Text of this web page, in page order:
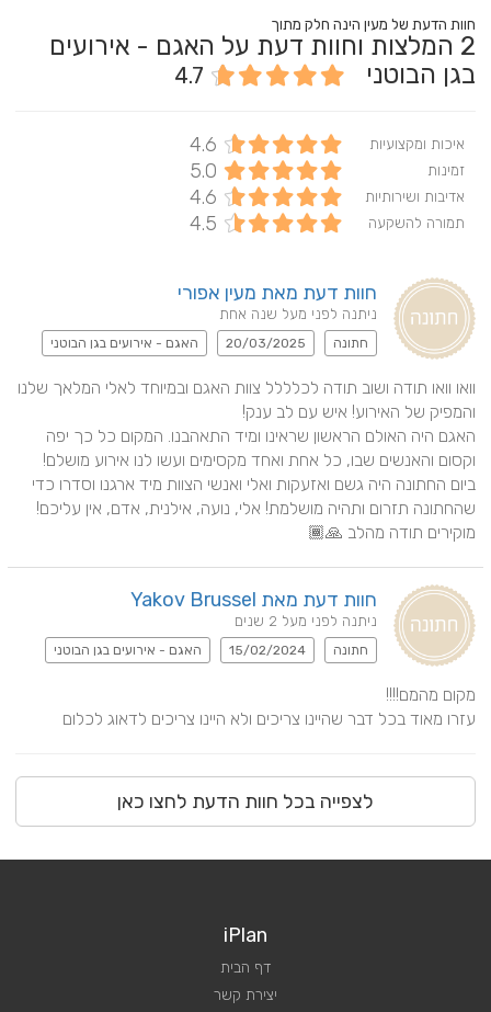
חוות הדעת של מעין הינה חלק מתוך
2 המלצות וחוות דעת על האגם - אירועים
בגן הבוטני
4.7
איכות ומקצועיות 4.6
זמינות 5.0
אדיבות ושירותיות 4.6
תמורה להשקעה 4.5
חוות דעת מאת מעין אפורי
ניתנה לפני מעל שנה אחת
חתונה 20/03/2025 האגם - אירועים בגן הבוטני
מוקירים תודה מהלב 🙏🏾
חוות דעת מאת Yakov Brussel
ניתנה לפני מעל 2 שנים
חתונה 15/02/2024 האגם - אירועים בגן הבוטני
עזרו מאוד בכל דבר שהיינו צריכים ולא היינו צריכים לדאוג לכלום
לצפייה בכל חוות הדעת לחצו כאן
iPlan
דף הבית
יצירת קשר